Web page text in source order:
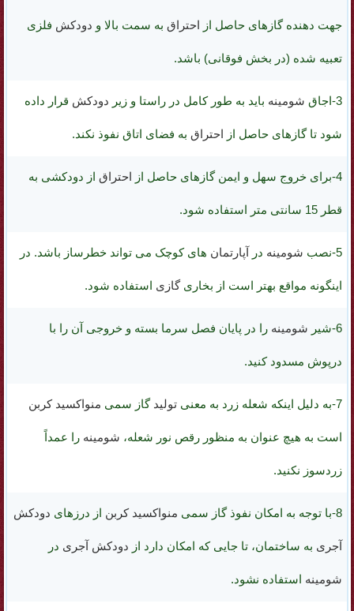
جهت دهنده گازهای حاصل از احتراق به سمت بالا و دودکش فلزی
تعبیه شده (در بخش فوقانی) باشد.
3-اجاق شومینه باید به طور کامل در راستا و زیر دودکش قرار داده
شود تا گازهای حاصل از احتراق به فضای اتاق نفوذ نکند.
4-برای خروج سهل و ایمن گازهای حاصل از احتراق از دودکشی به
قطر 15 سانتی متر استفاده شود.
5-نصب شومینه در آپارتمان های کوچک می تواند خطرساز باشد. در
اینگونه مواقع بهتر است از بخاریگازی استفاده شود.
6-شیر شومینه را در پایان فصل سرما بسته و خروجی آن را با
درپوش مسدود کنید.
7-به دلیل اینکه شعله زرد به معنی تولید گاز سمی منواکسید کربن
است به هیچ عنوان به منظور رقص نور شعله، شومینه را عمداً
زردسوز نکنید.
8-با توجه به امکان نفوذ گاز سمی منواکسید کربن از درزهای دودکش
آجری به ساختمان، تا جایی که امکان دارد از دودکش آجری در
شومینه استفاده نشود.